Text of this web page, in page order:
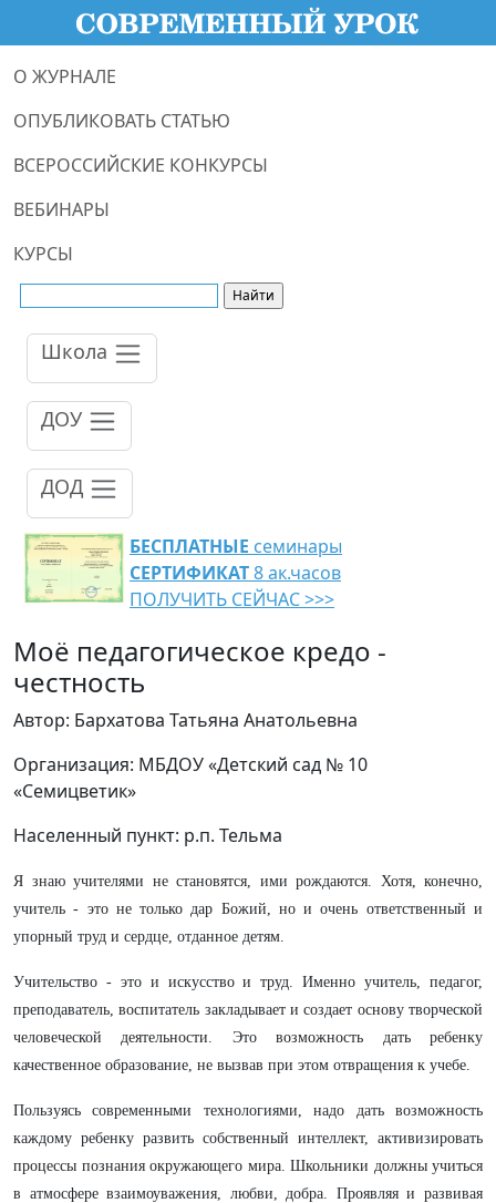
О ЖУРНАЛЕ
ОПУБЛИКОВАТЬ СТАТЬЮ
ВСЕРОССИЙСКИЕ КОНКУРСЫ
ВЕБИНАРЫ
КУРСЫ
Школа
ДОУ
ДОД
БЕСПЛАТНЫЕ семинары
СЕРТИФИКАТ8 ак.часов
ПОЛУЧИТЬ СЕЙЧАС >>>
Моё педагогическое кредо -
честность
Автор: Бархатова Татьяна Анатольевна
Организация: МБДОУ «Детский сад № 10
«Семицветик»
Населенный пункт: р.п. Тельма
Я знаю учителями не становятся, ими рождаются. Хотя, конечно,
учитель - это не только дар Божий, но и очень ответственный и
упорный труд и сердце, отданное детям.
Учительство - это и искусство и труд. Именно учитель, педагог,
преподаватель, воспитатель закладывает и создает основу творческой
человеческой деятельности. Это возможность дать ребенку
качественное образование, не вызвав при этом отвращения к учебе.
Пользуясь современными технологиями, надо дать возможность
каждому ребенку развить собственный интеллект, активизировать
процессы познания окружающего мира. Школьники должны учиться
в атмосфере взаимоуважения, любви, добра. Проявляя и развивая